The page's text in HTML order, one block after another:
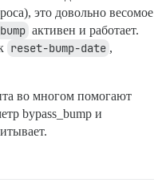
это довольно весомое
активен и работает.
reset-bump-date ,
во многом помогают
bypass_bump и